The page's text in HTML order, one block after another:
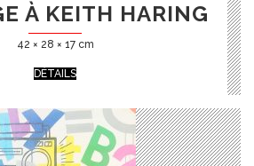
À KEITH HARING
42 × 28 × 17 cm
DÉTAILS